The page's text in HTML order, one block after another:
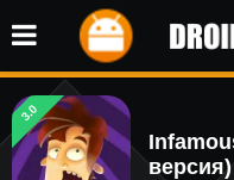
3.0